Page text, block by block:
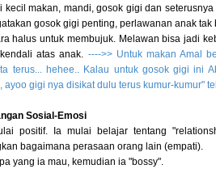
kecil makan, mandi, gosok gigi dan
gosok gigi penting, perlawanan anak tak
halus untuk membujuk. Melawan bisa jadi
atas anak. ---->> Untuk makan Amal
terus... hehee.. Kalau untuk gosok gigi ini
ayoo gigi nya disikat dulu terus kumur-kumur"
Sosial-Emosi
positif. Ia mulai belajar tentang
bagaimana perasaan orang lain (empati).
yang ia mau, kemudian ia "bossy".